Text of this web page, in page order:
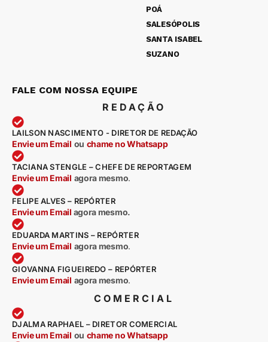
POÁ
SALESÓPOLIS
SANTA ISABEL
SUZANO
FALE COM NOSSA EQUIPE
REDAÇÃO
LAILSON NASCIMENTO - DIRETOR DE REDAÇÃO
Envie um Email ou chame no Whatsapp
TACIANA STENGLE – CHEFE DE REPORTAGEM
Envie um Email agora mesmo.
FELIPE ALVES – REPÓRTER
Envie um Email agora mesmo.
EDUARDA MARTINS – REPÓRTER
Envie um Email agora mesmo.
GIOVANNA FIGUEIREDO – REPÓRTER
Envie um Email agora mesmo.
COMERCIAL
DJALMA RAPHAEL – DIRETOR COMERCIAL
Envie um Email ou chame no Whatsapp